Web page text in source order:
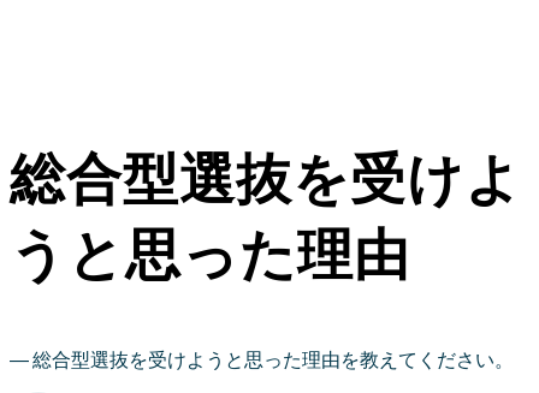
総合型選抜を受けよ
うと思った理由
総合型選抜を受けようと思った理由を教えてください。